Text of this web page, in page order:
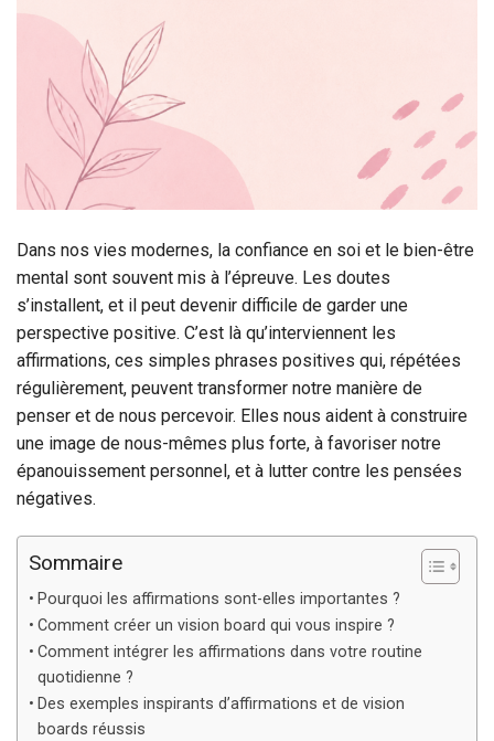
Dans nos vies modernes, la confiance en soi et le bien-être
mental sont souvent mis à l’épreuve. Les doutes
s’installent, et il peut devenir difficile de garder une
perspective positive. C’est là qu’interviennent les
affirmations, ces simples phrases positives qui, répétées
régulièrement, peuvent transformer notre manière de
penser et de nous percevoir. Elles nous aident à construire
une image de nous-mêmes plus forte, à favoriser notre
épanouissement personnel, et à lutter contre les pensées
négatives.
Sommaire
Pourquoi les affirmations sont-elles importantes ?
Comment créer un vision board qui vous inspire ?
Comment intégrer les affirmations dans votre routine
quotidienne ?
Des exemples inspirants d’affirmations et de vision
boards réussis